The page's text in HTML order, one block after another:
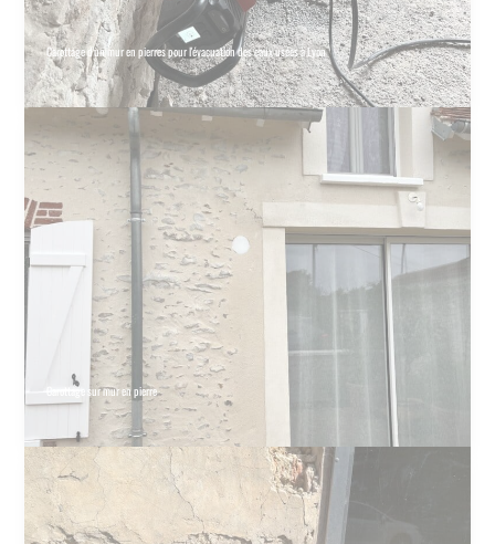
Carottage d'un mur en pierres pour l'évacuation des eaux usées à Lyon
Carottage sur mur en pierre